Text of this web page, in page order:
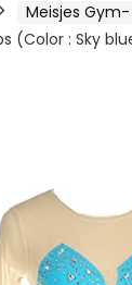
Meisjes
(Color : Sky